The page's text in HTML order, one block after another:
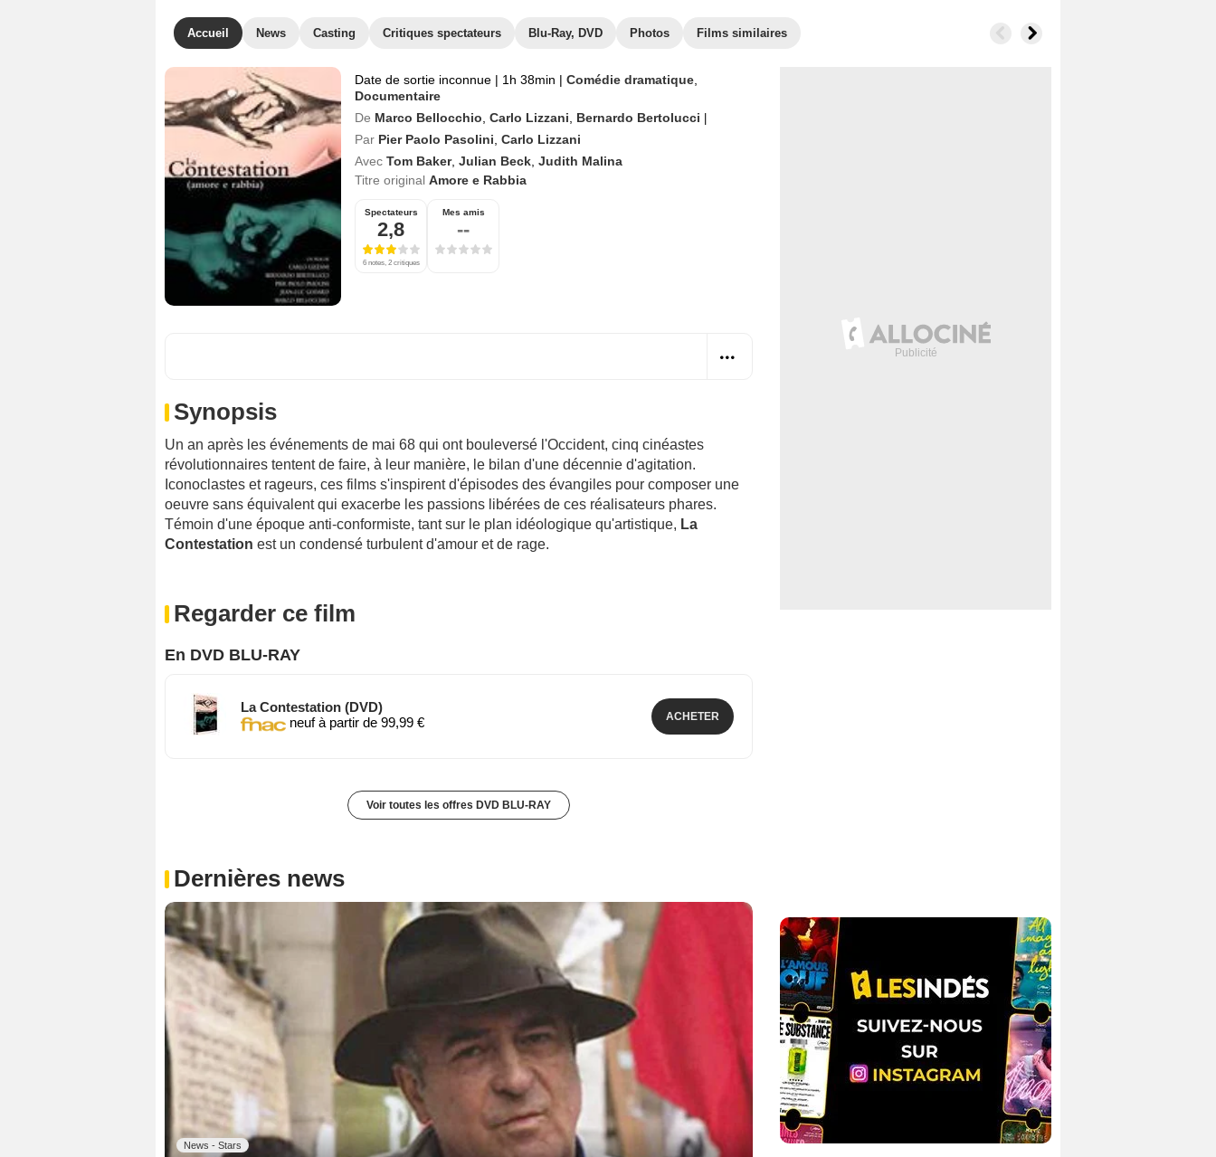
Accueil News Casting Critiques spectateurs Blu-Ray, DVD Photos Films similaires
Date de sortie inconnue | 1h 38min | Comédie dramatique
Documentaire
De Marco Bellocchio Carlo Lizzani Bernardo Bertolucci
Par Pier Paolo Pasolini Carlo Lizzani
Avec Tom Baker, Julian Beck Judith Malina
Titre original Amore e Rabbia
Spectateurs
2,8
6 notes, 2 critiques
Mes amis
--
Synopsis
Un an après les événements de mai 68 qui ont bouleversé l'Occident, cinq cinéastes
révolutionnaires tentent de faire, à leur manière, le bilan d'une décennie d'agitation.
Iconoclastes et rageurs, ces films s'inspirent d'épisodes des évangiles pour composer une
oeuvre sans équivalent qui exacerbe les passions libérées de ces réalisateurs phares.
Témoin d'une époque anti-conformiste, tant sur le plan idéologique qu'artistique, La
Contestation est un condensé turbulent d'amour et de rage.
Regarder ce film
En DVD BLU-RAY
La Contestation (DVD)
neuf à partir de 99,99 €
ACHETER
Voir toutes les offres DVD BLU-RAY
Dernières news
News - Stars